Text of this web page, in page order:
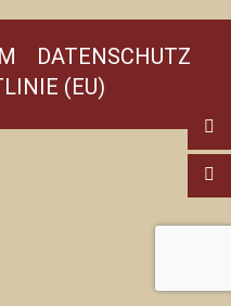
DATENSCHUTZ
(EU)